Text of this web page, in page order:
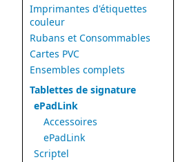
Imprimantes d'étiquettes
couleur
Rubans et Consommables
Cartes PVC
Ensembles complets
Tablettes de signature
ePadLink
Accessoires
ePadLink
Scriptel